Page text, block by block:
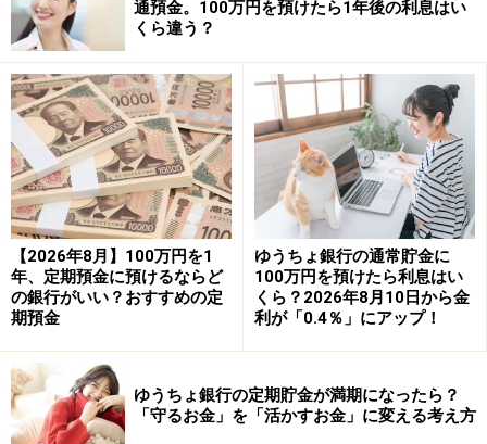
・定額貯金よりも金利が高い。満期まで預けられる場
合、高い利回りを得られる。
【例】
定額貯金の金利は、3年以上は「0.32％」ですが、定期貯
金は、3年が「0.35％」、4年が「0.375％」、5年は
「0.4％」です。同じ期間を預けるのであれば、定期貯金
の方が高い利息を受け取れます。
・満期までの利回りが契約時に確定しているため、資金
計画が立てやすいです。
参照：ゆうちょ銀行「金利一覧」
通預金。100万円を預けたら1年後の利息はい
くら違う？
【2026年8月】100万円を1
年、定期預金に預けるならど
の銀行がいい？おすすめの定
期預金
ゆうちょ銀行の通常貯金に
100万円を預けたら利息はい
くら？2026年8月10日から金
利が「0.4％」にアップ！
ゆうちょ銀行の定期貯金が満期になったら？
「守るお金」を「活かすお金」に変える考え方